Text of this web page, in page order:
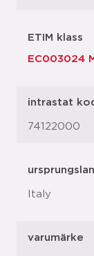
ETIM klass
EC003024
intrastat
74122000
Italy
varumärke